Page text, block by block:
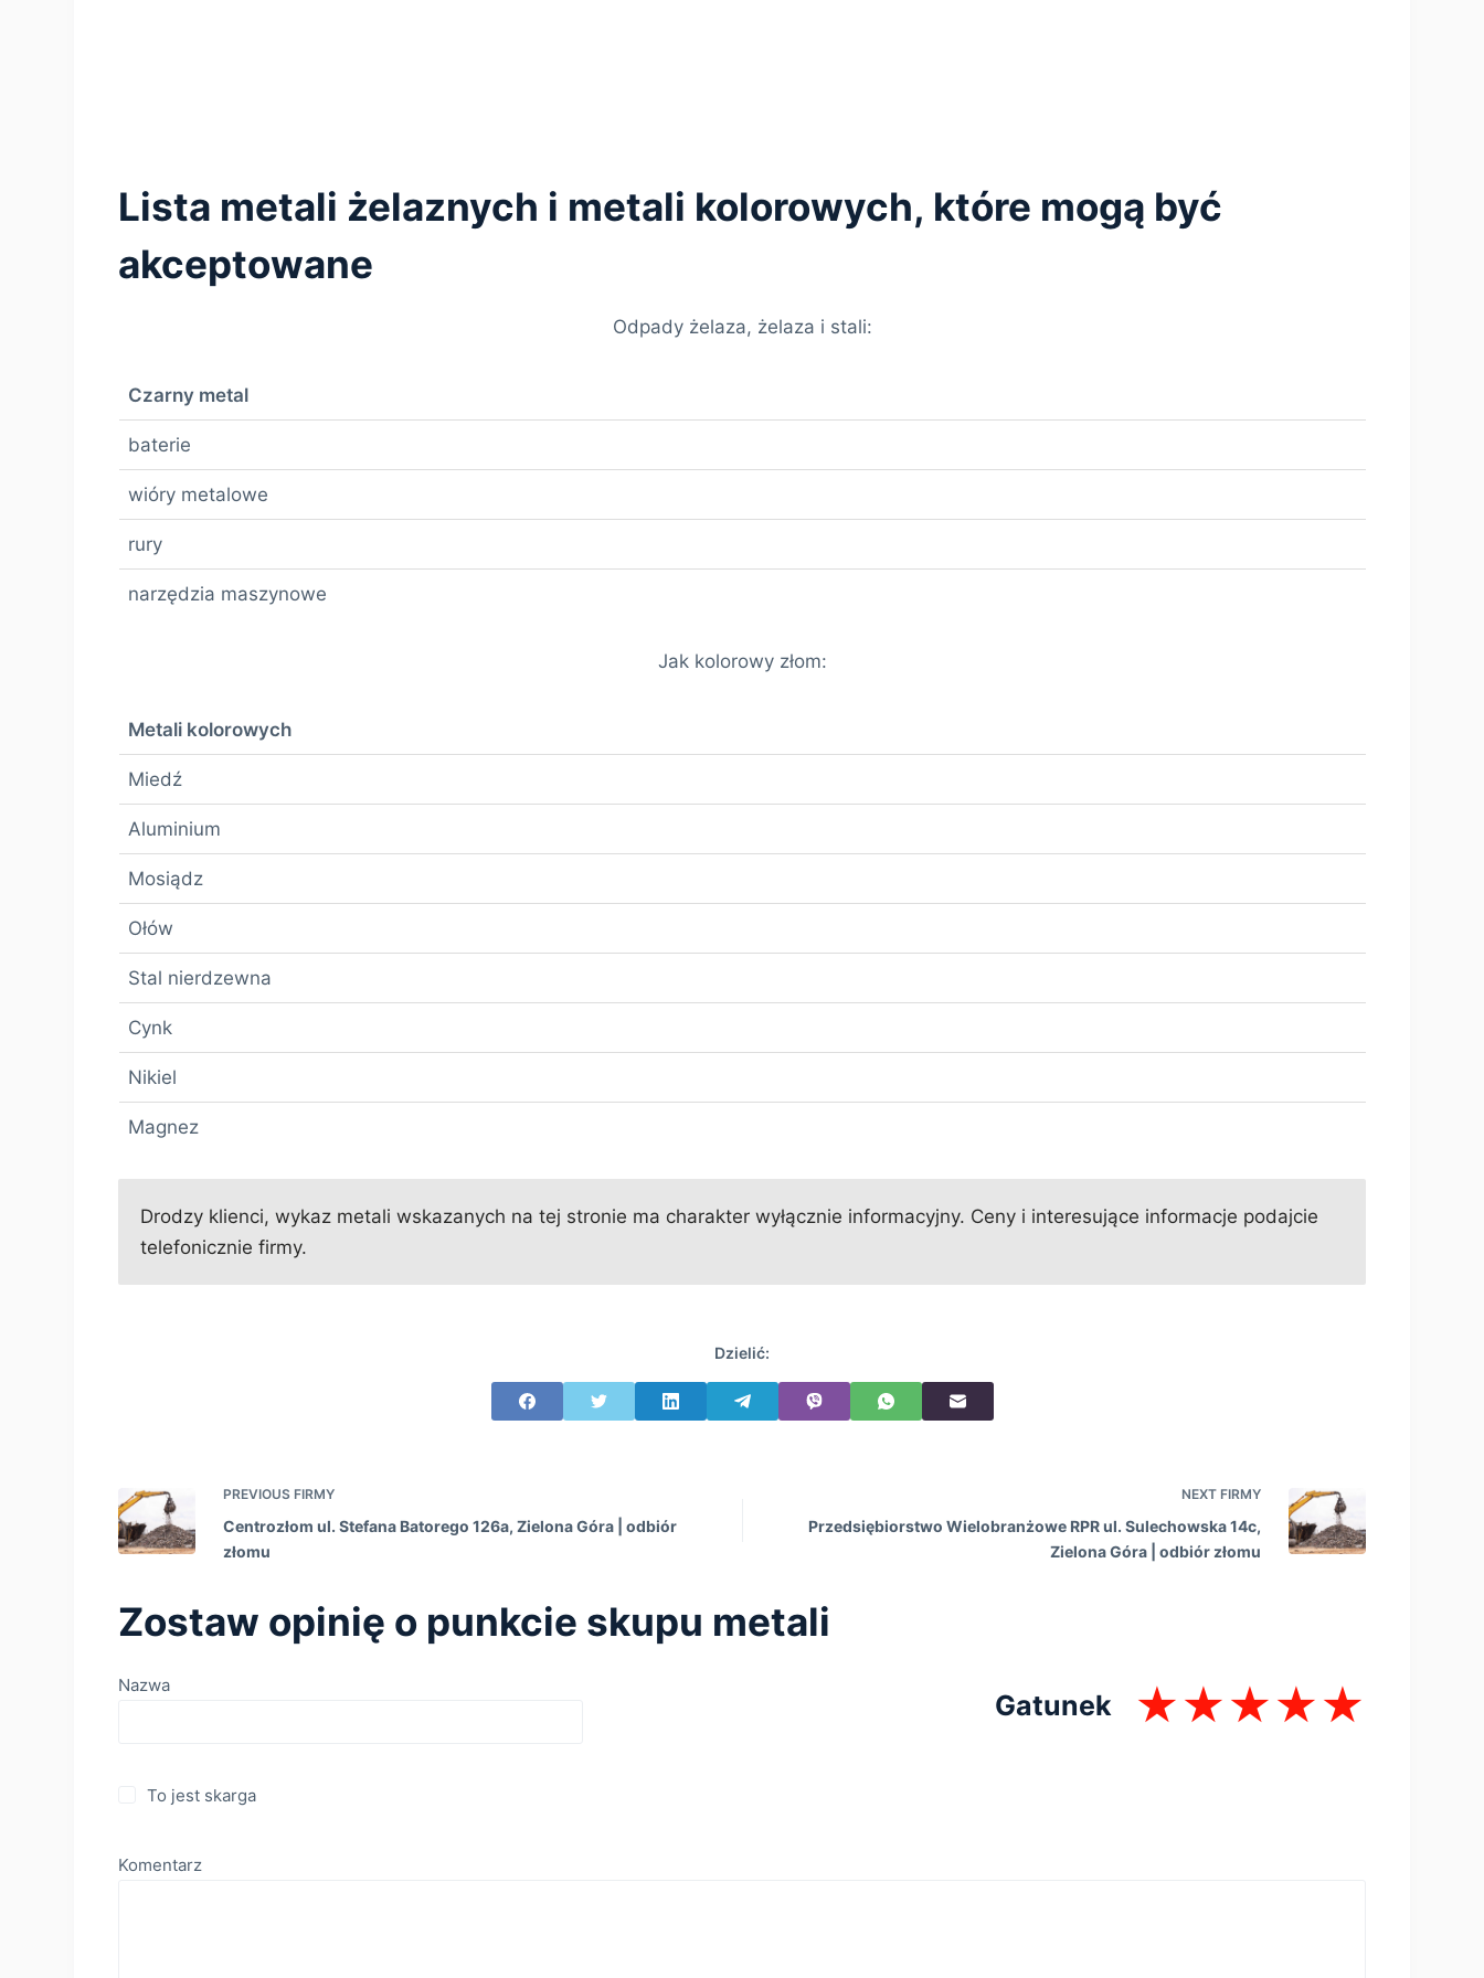
Lista metali żelaznych i metali kolorowych, które mogą być
akceptowane
Odpady żelaza, żelaza i stali:
Czarny metal
baterie
wióry metalowe
rury
narzędzia maszynowe
Jak kolorowy złom:
Metali kolorowych
Miedź
Aluminium
Mosiądz
Ołów
Stal nierdzewna
Cynk
Nikiel
Magnez
Drodzy klienci, wykaz metali wskazanych na tej stronie ma charakter wyłącznie informacyjny. Ceny i interesujące informacje podajcie
telefonicznie firmy.
Dzielić:
PREVIOUS FIRMY
Centrozłom ul. Stefana Batorego 126a, Zielona Góra | оdbiór
złomu
NEXT FIRMY
Przedsiębiorstwo Wielobranżowe RPR ul. Sulechowska 14c,
Zielona Góra | оdbiór złomu
Zostaw opinię o punkcie skupu metali
Nazwa
Gatunek
To jest skarga
Komentarz